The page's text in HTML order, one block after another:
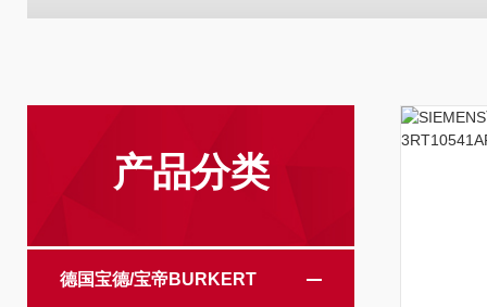
产品分类
德国宝德/宝帝BURKERT